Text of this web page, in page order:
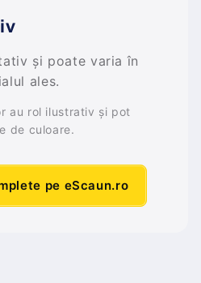
și poate varia în
ales.
au rol ilustrativ și pot
de culoare.
pe eScaun.ro